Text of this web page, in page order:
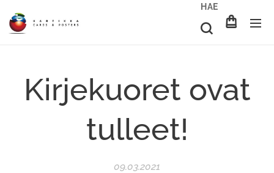
HAE
Kirjekuoret ovat
tulleet!
09.03.2021